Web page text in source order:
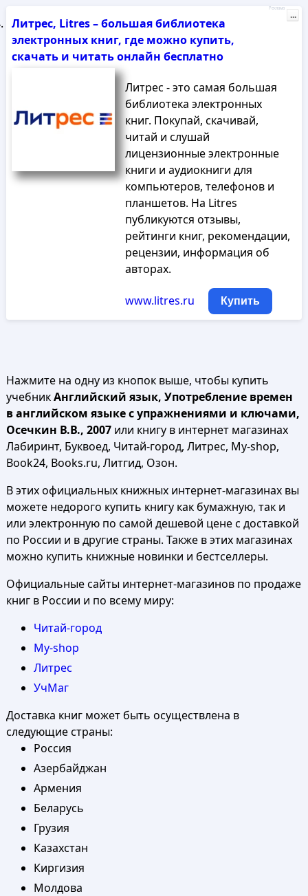
Литрес, Litres – большая библиотека
электронных книг, где можно купить,
скачать и читать онлайн бесплатно
Литрес - это самая большая
библиотека электронных
книг. Покупай, скачивай,
читай и слушай
лицензионные электронные
книги и аудиокниги для
компьютеров, телефонов и
планшетов. На Litres
публикуются отзывы,
рейтинги книг, рекомендации,
рецензии, информация об
авторах.
www.litres.ru Купить
Реклама
...
Нажмите на одну из кнопок выше, чтобы купить
учебникАнглийский язык, Употребление времен
в английском языке с упражнениями и ключами,
Осечкин В.В., 2007или книгу в интернет магазинах
Лабиринт, Буквоед, Читай-город, Литрес, My-shop,
Book24, Books.ru, Литгид, Озон.
В этих официальных книжных интернет-магазинах вы
можете недорого купить книгу как бумажную, так и
или электронную по самой дешевой цене с доставкой
по России и в другие страны. Также в этих магазинах
можно купить книжные новинки и бестселлеры.
Официальные сайты интернет-магазинов по продаже
книг в России и по всему миру:
Читай-город
My-shop
Литрес
УчМаг
Доставка книг может быть осуществлена в
следующие страны:
Россия
Азербайджан
Армения
Беларусь
Грузия
Казахстан
Киргизия
Молдова